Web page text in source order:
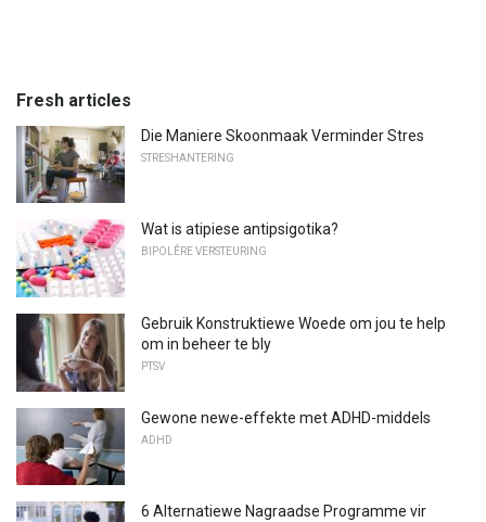
Fresh articles
Die Maniere Skoonmaak Verminder Stres
STRESHANTERING
Wat is atipiese antipsigotika?
BIPOLÊRE VERSTEURING
Gebruik Konstruktiewe Woede om jou te help
om in beheer te bly
PTSV
Gewone newe-effekte met ADHD-middels
ADHD
6 Alternatiewe Nagraadse Programme vir